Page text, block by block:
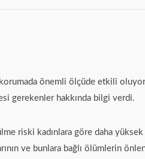
korumada önemli ölçüde etkili
gerekenler hakkında bilgi verdi.
riski kadınlara göre daha
ve bunlara bağlı ölümlerin